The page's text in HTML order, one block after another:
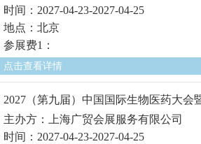
时间：2027-04-23-2027-04-25
地点：北京
参展费1：
点击查看详情
2027（第九届）中国国际生物医药大会
主办方：上海广贸会展服务有限公司
时间：2027-04-23-2027-04-25